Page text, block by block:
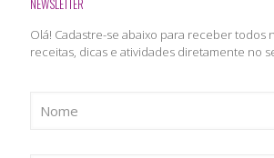
NEWSLETTER
Olá! Cadastre-se abaixo para receber todos
receitas, dicas e atividades diretamente no